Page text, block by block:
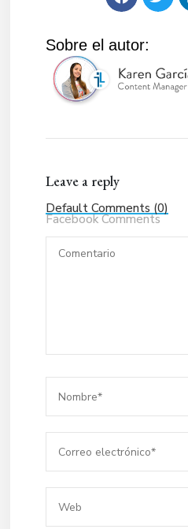
Sobre el autor:
Leave a reply
Default Comments (0)
Facebook Comments